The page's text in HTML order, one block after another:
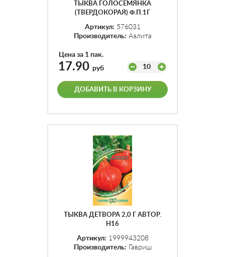
ТЫКВА ГОЛОСЕМЯНКА
(ТВЕРДОКОРАЯ) Ф.П.1Г
Артикул: 576031
Производитель: Аэлита
Цена за 1 пак.
17.90 руб 10
ДОБАВИТЬ В КОРЗИНУ
ТЫКВА ДЕТВОРА 2,0 Г АВТОР.
Н16
Артикул: 1999943208
Производитель: Гавриш